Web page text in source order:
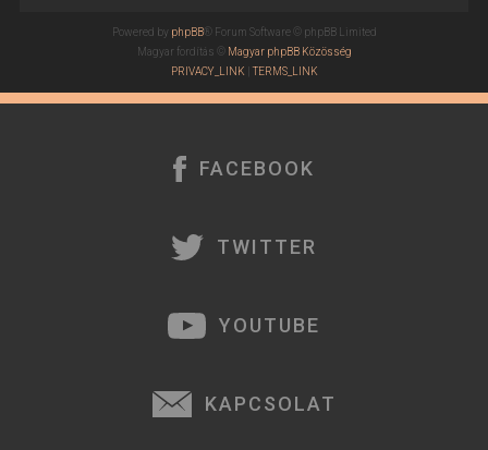
Powered by phpBB® Forum Software © phpBB Limited
Magyar fordítás © Magyar phpBB Közösség
PRIVACY_LINK |TERMS_LINK
FACEBOOK
TWITTER
YOUTUBE
KAPCSOLAT